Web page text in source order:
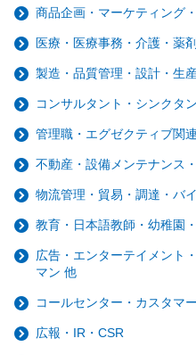
商品企画・マーケティング
医療・医療事務・介護・薬
製造・品質管理・設計・生
コンサルタント・シンクタ
管理職・エグゼクティブ関連
不動産・設備メンテナンス
物流管理・貿易・調達・バ
教育・日本語教師・幼稚園
広告・エンターテイメント
マン 他
コールセンター・カスタマ
広報・IR・CSR